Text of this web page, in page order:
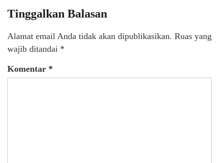
Tinggalkan Balasan
Alamat email Anda tidak akan dipublikasikan. Ruas yang
wajib ditandai *
Komentar *